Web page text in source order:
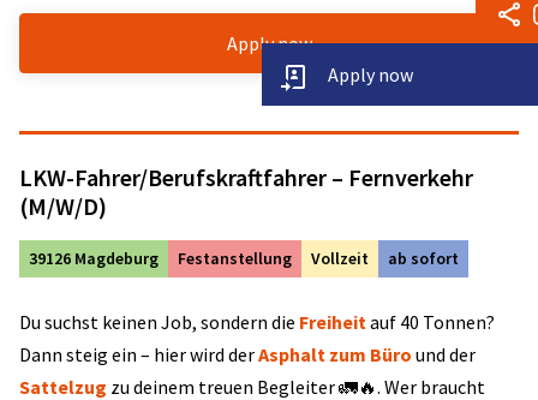
Apply now
Apply now
LKW-Fahrer/Berufskraftfahrer – Fernverkehr
(M/W/D)
39126 Magdeburg Festanstellung Vollzeit ab sofort
Du suchst keinen Job, sondern die Freiheitauf 40 Tonnen?
Dann steig ein – hier wird derAsphalt zum Büro und der
Sattelzug zu deinem treuen Begleiter 🚛🔥. Wer braucht